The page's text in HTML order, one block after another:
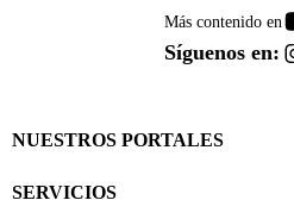
Más contenido en
Síguenos en:
NUESTROS PORTALES
SERVICIOS